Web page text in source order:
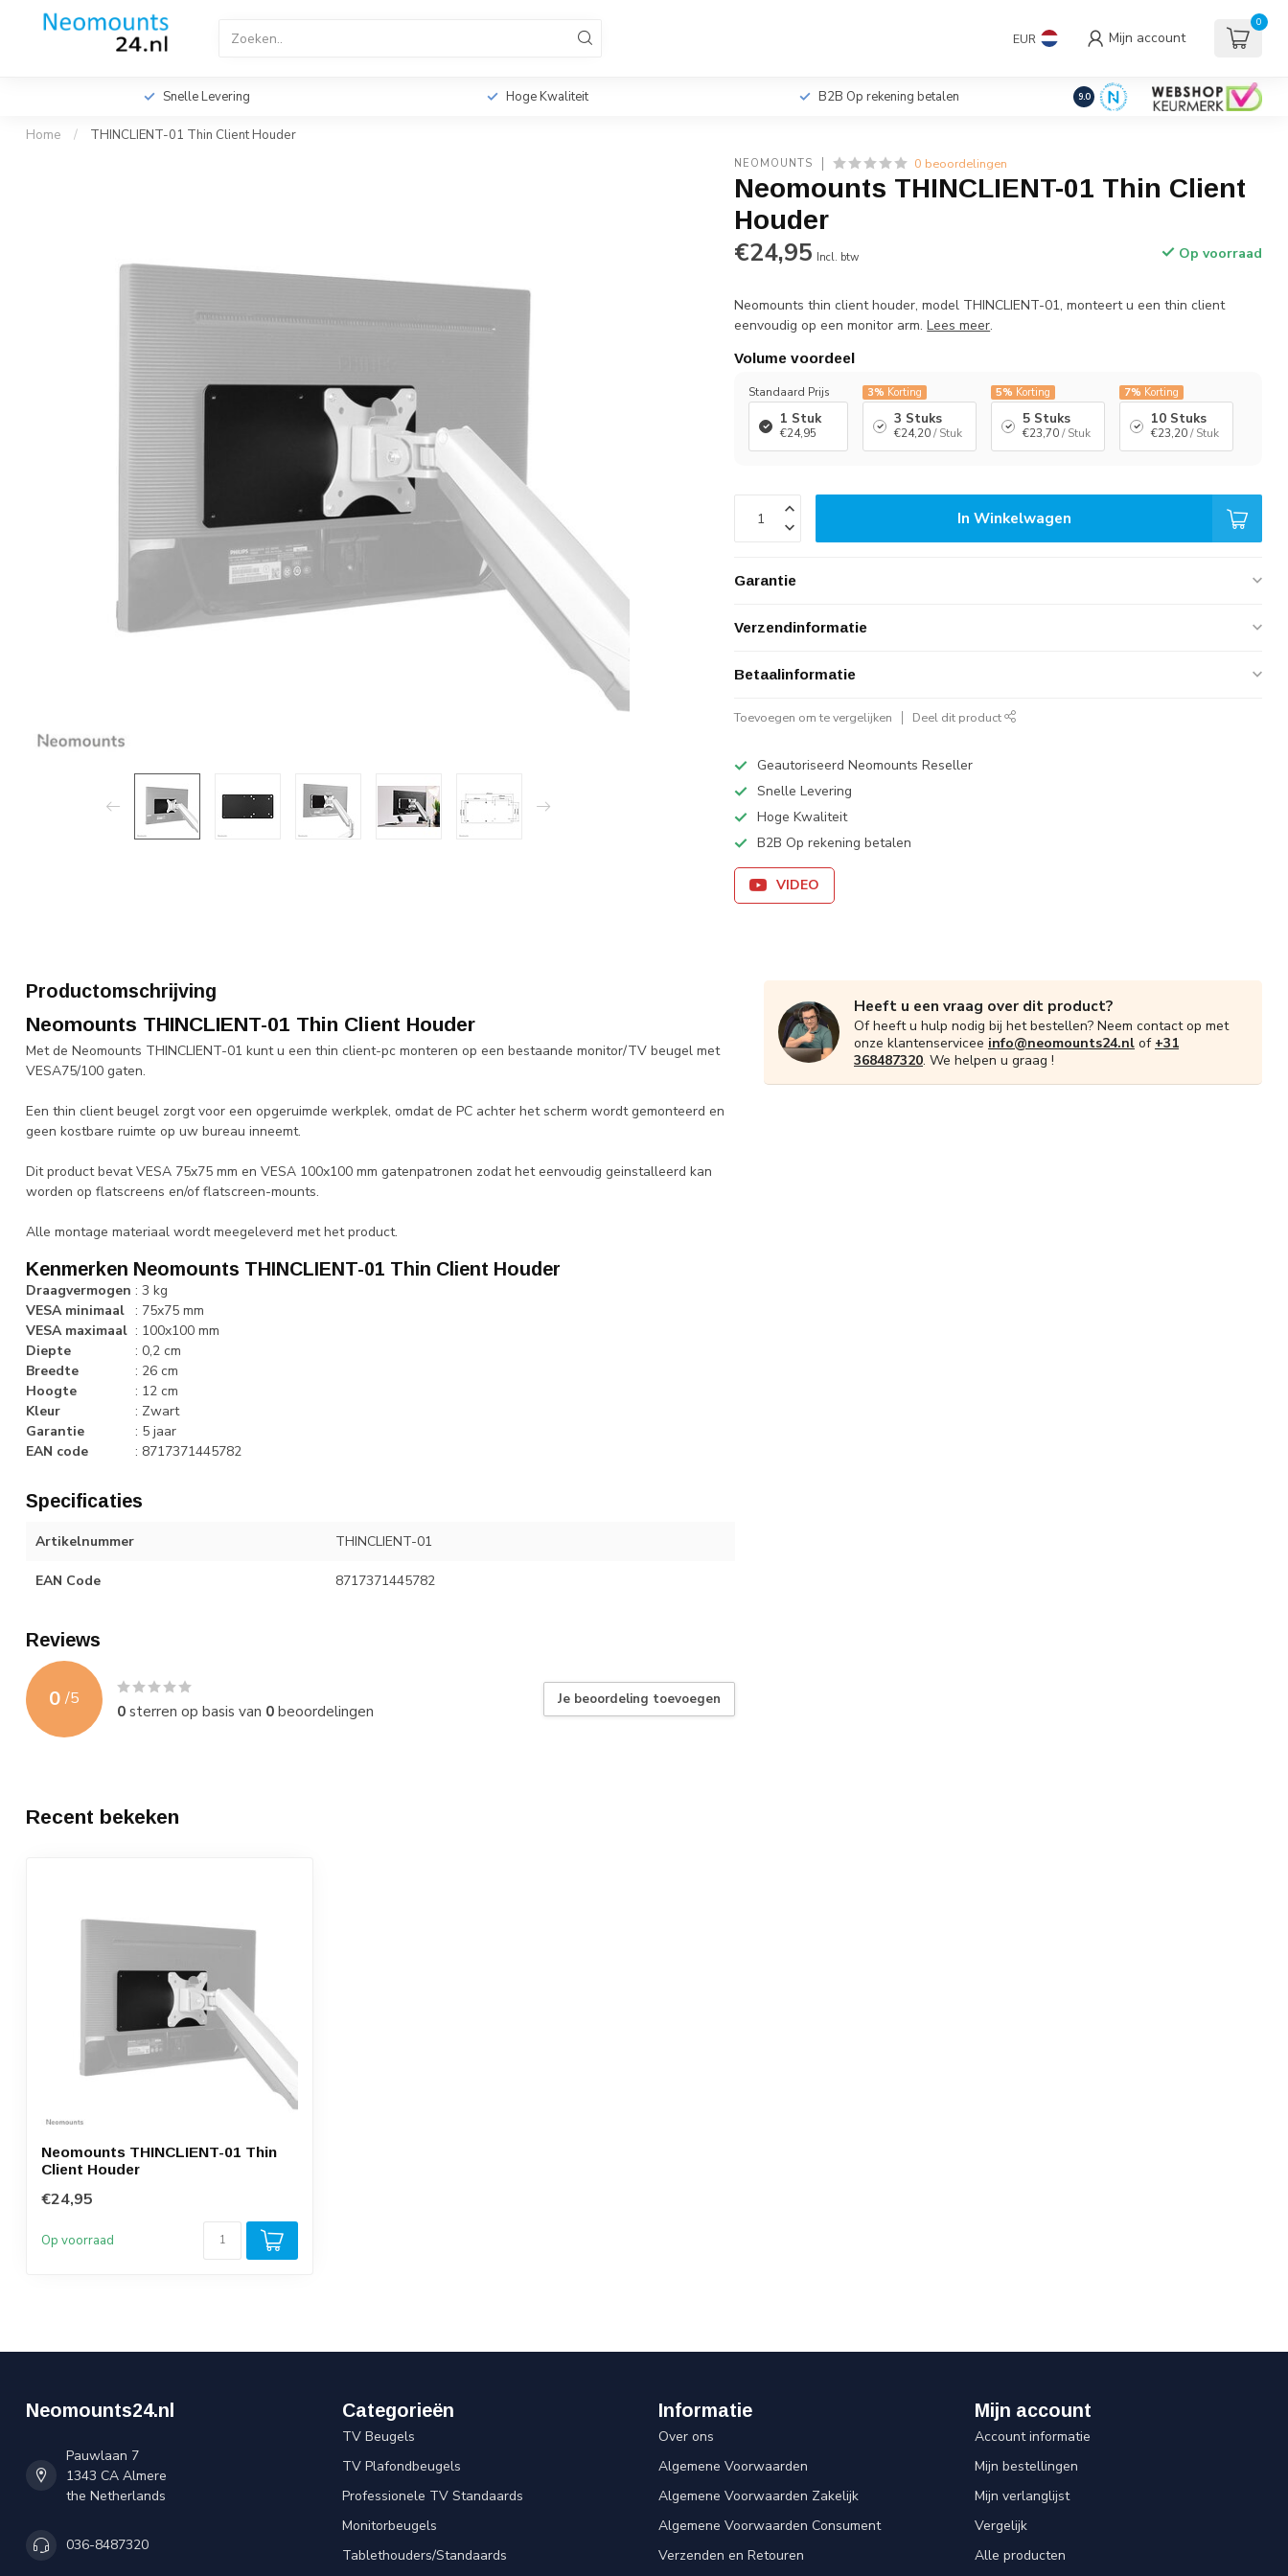
EUR Mijn account
0
Home TV Beugels
Videowall TV Beugels
€Incl. btw
Snelle Levering Hoge Kwaliteit B2B Op rekening betalen 9.0
Home / THINCLIENT-01 Thin Client Houder
NEOMOUNTS 0 beoordelingen
Neomounts THINCLIENT-01 Thin Client
Houder
€24,95 Incl. btw Op voorraad
Neomounts thin client houder, model THINCLIENT-01, monteert u een thin client
eenvoudig op een monitor arm.Lees meer.
Volume voordeel
Standaard Prijs
1 Stuk
€24,95
3% Korting
3 Stuks
€24,20/ Stuk
5% Korting
5 Stuks
€23,70/ Stuk
7% Korting
10 Stuks
€23,20/ Stuk
In Winkelwagen
Garantie
Verzendinformatie
Betaalinformatie
Toevoegen om te vergelijken Deel dit product
Geautoriseerd Neomounts Reseller
Snelle Levering
Hoge Kwaliteit
B2B Op rekening betalen
VIDEO
Productomschrijving
Neomounts THINCLIENT-01 Thin Client Houder
Met de Neomounts THINCLIENT-01 kunt u een thin client-pc monteren op een bestaande monitor/TV beugel met
VESA75/100 gaten.
Een thin client beugel zorgt voor een opgeruimde werkplek, omdat de PC achter het scherm wordt gemonteerd en
geen kostbare ruimte op uw bureau inneemt.
Dit product bevat VESA 75x75 mm en VESA 100x100 mm gatenpatronen zodat het eenvoudig geinstalleerd kan
worden op flatscreens en/of flatscreen-mounts.
Alle montage materiaal wordt meegeleverd met het product.
Kenmerken Neomounts THINCLIENT-01 Thin Client Houder
Draagvermogen : 3 kg
VESA minimaal : 75x75 mm
VESA maximaal : 100x100 mm
Diepte
: 0,2 cm
Breedte
: 26 cm
Hoogte
: 12 cm
Kleur
: Zwart
Garantie
: 5 jaar
EAN code
: 8717371445782
Specificaties
Artikelnummer THINCLIENT-01
EAN Code 8717371445782
Reviews
0 /5
0sterren op basis van 0beoordelingen
Je beoordeling toevoegen
Heeft u een vraag over dit product?
Of heeft u hulp nodig bij het bestellen? Neem contact op met
onze klantenservicee info@neomounts24.nl of +31
368487320. We helpen u graag !
Recent bekeken
Neomounts THINCLIENT-01 Thin
Client Houder
€24,95
Op voorraad
Neomounts24.nl
Pauwlaan 7
1343 CA Almere
the Netherlands
036-8487320
Categorieën
TV Beugels
TV Plafondbeugels
Professionele TV Standaards
Monitorbeugels
Tablethouders/Standaards
Informatie
Over ons
Algemene Voorwaarden
Algemene Voorwaarden Zakelijk
Algemene Voorwaarden Consument
Verzenden en Retouren
Mijn account
Account informatie
Mijn bestellingen
Mijn verlanglijst
Vergelijk
Alle producten